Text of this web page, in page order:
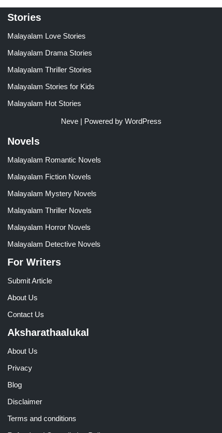
Stories
Malayalam Love Stories
Malayalam Drama Stories
Malayalam Thriller Stories
Malayalam Stories for Kids
Malayalam Hot Stories
Neve| Powered by WordPress
Novels
Malayalam Romantic Novels
Malayalam Fiction Novels
Malayalam Mystery Novels
Malayalam Thriller Novels
Malayalam Horror Novels
Malayalam Detective Novels
For Writers
Submit Article
About Us
Contact Us
Aksharathaalukal
About Us
Privacy
Blog
Disclaimer
Terms and conditions